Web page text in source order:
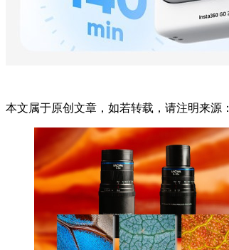
本文属于原创文章，如若转载，请注明来源：